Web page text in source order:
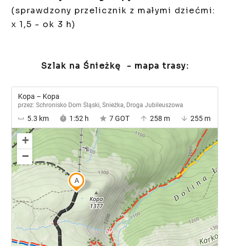
(sprawdzony przelicznik z małymi dziećmi:
x 1,5 - ok 3 h)
Szlak na Śnieżkę - mapa trasy: